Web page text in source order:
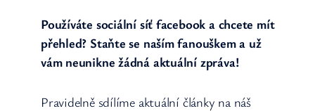
Používáte sociální síť facebook a chcete mít
přehled? Staňte se naším fanouškem a už
vám neunikne žádná aktuální zpráva!
Pravidelně sdílíme aktuální články na náš